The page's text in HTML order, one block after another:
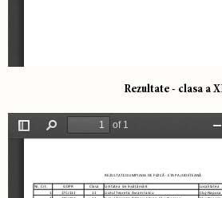
Rezultate - clasa a